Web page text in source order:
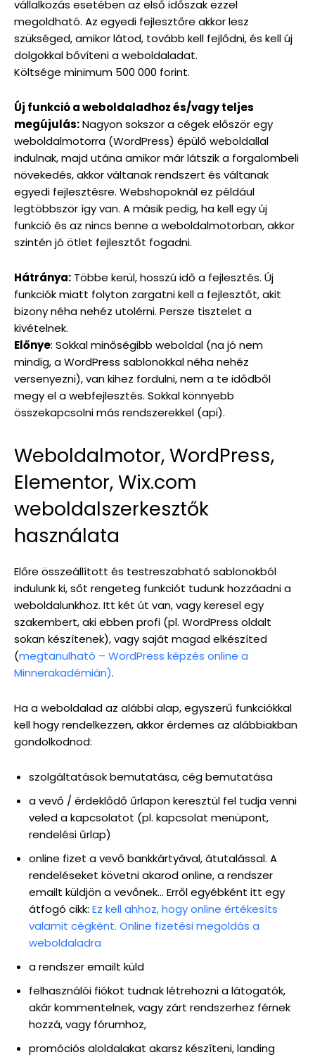
vállalkozás esetében az első időszak ezzel
megoldható. Az egyedi fejlesztőre akkor lesz
szükséged, amikor látod, tovább kell fejlődni, és kell új
dolgokkal bővíteni a weboldaladat.
Költsége minimum 500 000 forint.
Új funkció a weboldaladhoz és/vagy teljes
megújulás:Nagyon sokszor a cégek először egy
weboldalmotorra (WordPress) épülő weboldallal
indulnak, majd utána amikor már látszik a forgalombeli
növekedés, akkor váltanak rendszert és váltanak
egyedi fejlesztésre. Webshopoknál ez például
legtöbbször így van. A másik pedig, ha kell egy új
funkció és az nincs benne a weboldalmotorban, akkor
szintén jó ötlet fejlesztőt fogadni.
Hátránya: Többe kerül, hosszú idő a fejlesztés. Új
funkciók miatt folyton zargatni kell a fejlesztőt, akit
bizony néha nehéz utolérni. Persze tisztelet a
kivételnek.
Előnye: Sokkal minőségibb weboldal (na jó nem
mindig, a WordPress sablonokkal néha nehéz
versenyezni), van kihez fordulni, nem a te idődből
megy el a webfejlesztés. Sokkal könnyebb
összekapcsolni más rendszerekkel (api).
Weboldalmotor, WordPress,
Elementor, Wix.com
weboldalszerkesztők
használata
Előre összeállított és testreszabható sablonokból
indulunk ki, sőt rengeteg funkciót tudunk hozzáadni a
weboldalunkhoz. Itt két út van, vagy keresel egy
szakembert, aki ebben profi (pl. WordPress oldalt
sokan készítenek), vagy saját magad elkészíted
(megtanulható – WordPress képzés online a
Minnerakadémián).
Ha a weboldalad az alábbi alap, egyszerű funkciókkal
kell hogy rendelkezzen, akkor érdemes az alábbiakban
gondolkodnod:
szolgáltatások bemutatása, cég bemutatása
a vevő / érdeklődő űrlapon keresztül fel tudja venni
veled a kapcsolatot (pl. kapcsolat menüpont,
rendelési űrlap)
online fizet a vevő bankkártyával, átutalással. A
rendeléseket követni akarod online, a rendszer
emailt küldjön a vevőnek… Erről egyébként itt egy
átfogó cikk: Ez kell ahhoz, hogy online értékesíts
valamit cégként. Online fizetési megoldás a
weboldaladra
a rendszer emailt küld
felhasználói fiókot tudnak létrehozni a látogatók,
akár kommentelnek, vagy zárt rendszerhez férnek
hozzá, vagy fórumhoz,
promóciós aloldalakat akarsz készíteni, landing